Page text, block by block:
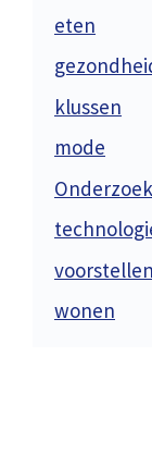
eten
klussen
mode
voorstellen
wonen